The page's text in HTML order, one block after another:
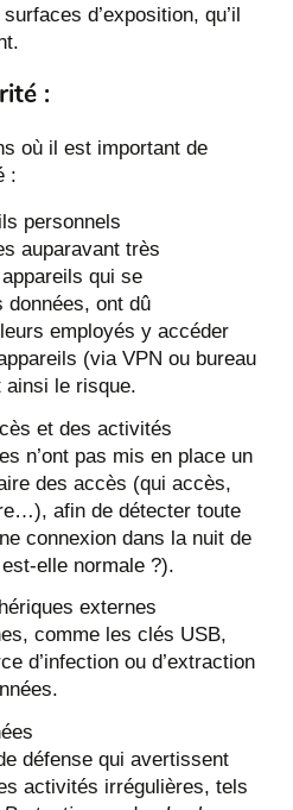
d’exposition, qu’il
:
où il est important de
:
personnels
auparavant très
qui se
données, ont dû
employés y accéder
(via VPN ou bureau
ainsi le risque.
et des activités
n’ont pas mis en place un
des accès (qui accès,
afin de détecter toute
connexion dans la nuit de
elle normale ?).
externes
comme les clés USB,
d’infection ou d’extraction
défense qui avertissent
activités irrégulières, tels